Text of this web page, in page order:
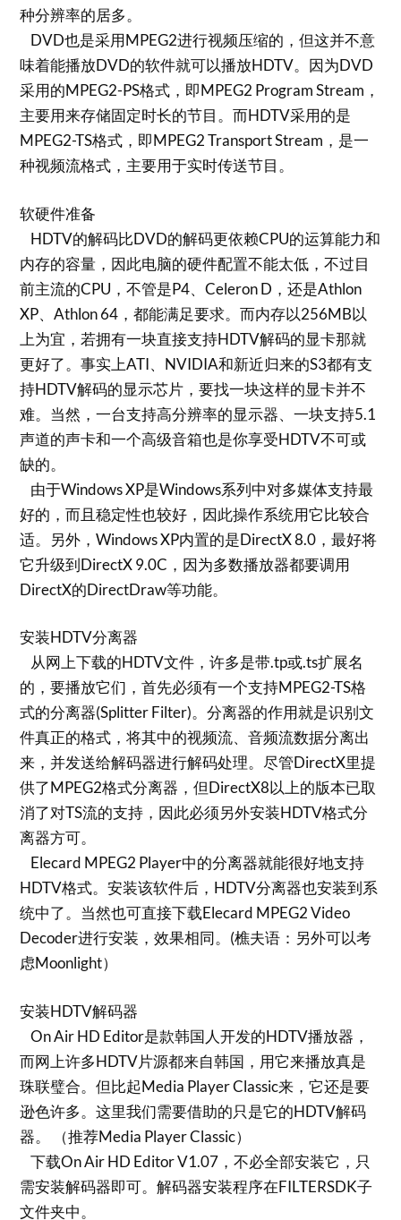
种分辨率的居多。
DVD也是采用MPEG2进行视频压缩的，但这并不意
味着能播放DVD的软件就可以播放HDTV。因为DVD
采用的MPEG2-PS格式，即MPEG2 Program Stream，
主要用来存储固定时长的节目。而HDTV采用的是
MPEG2-TS格式，即MPEG2 Transport Stream，是一
种视频流格式，主要用于实时传送节目。
软硬件准备
HDTV的解码比DVD的解码更依赖CPU的运算能力和
内存的容量，因此电脑的硬件配置不能太低，不过目
前主流的CPU，不管是P4、Celeron D，还是Athlon
XP、Athlon 64，都能满足要求。而内存以256MB以
上为宜，若拥有一块直接支持HDTV解码的显卡那就
更好了。事实上ATI、NVIDIA和新近归来的S3都有支
持HDTV解码的显示芯片，要找一块这样的显卡并不
难。当然，一台支持高分辨率的显示器、一块支持5.1
声道的声卡和一个高级音箱也是你享受HDTV不可或
缺的。
由于Windows XP是Windows系列中对多媒体支持最
好的，而且稳定性也较好，因此操作系统用它比较合
适。另外，Windows XP内置的是DirectX 8.0，最好将
它升级到DirectX 9.0C，因为多数播放器都要调用
DirectX的DirectDraw等功能。
安装HDTV分离器
从网上下载的HDTV文件，许多是带.tp或.ts扩展名
的，要播放它们，首先必须有一个支持MPEG2-TS格
式的分离器(Splitter Filter)。分离器的作用就是识别文
件真正的格式，将其中的视频流、音频流数据分离出
来，并发送给解码器进行解码处理。尽管DirectX里提
供了MPEG2格式分离器，但DirectX8以上的版本已取
消了对TS流的支持，因此必须另外安装HDTV格式分
离器方可。
Elecard MPEG2 Player中的分离器就能很好地支持
HDTV格式。安装该软件后，HDTV分离器也安装到系
统中了。当然也可直接下载Elecard MPEG2 Video
Decoder进行安装，效果相同。(樵夫语：另外可以考
虑Moonlight）
安装HDTV解码器
On Air HD Editor是款韩国人开发的HDTV播放器，
而网上许多HDTV片源都来自韩国，用它来播放真是
珠联璧合。但比起Media Player Classic来，它还是要
逊色许多。这里我们需要借助的只是它的HDTV解码
器。 （推荐Media Player Classic）
下载On Air HD Editor V1.07，不必全部安装它，只
需安装解码器即可。解码器安装程序在FILTERSDK子
文件夹中。